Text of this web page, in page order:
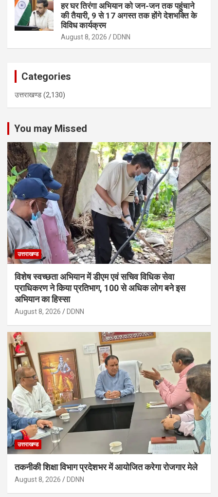
हर घर तिरंगा अभियान को जन-जन तक पहुंचाने
की तैयारी, 9 से 17 अगस्त तक होंगे देशभक्ति के
विविध कार्यक्रम
August 8, 2026 DDNN
Categories
उत्तराखण्ड(2,130)
You may Missed
उत्तराखण्ड
विशेष स्वच्छता अभियान में डीएम एवं सचिव विधिक सेवा
प्राधिकरण ने किया प्रतिभाग, 100 से अधिक लोग बने इस
अभियान का हिस्सा
August 8, 2026 DDNN
उत्तराखण्ड
तकनीकी शिक्षा विभाग प्रदेशभर में आयोजित करेगा रोजगार मेले
August 8, 2026 DDNN